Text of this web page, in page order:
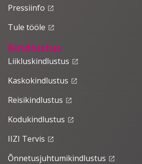
Pressiinfo launch
Tule tööle launch
Kindlustus
Liikluskindlustus launch
Kaskokindlustus launch
Reisikindlustus launch
Kodukindlustus launch
IIZI Tervis launch
Õnnetusjuhtumikindlustus launch